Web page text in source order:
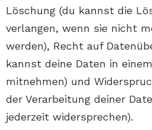
Löschung (du kannst die
verlangen, wenn sie nicht
werden), Recht auf
kannst deine Daten in
mitnehmen) und
der Verarbeitung deiner
jederzeit widersprechen).